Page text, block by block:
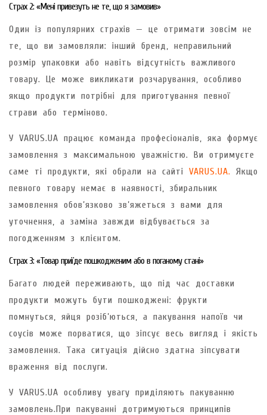
Страх 2: «Мені привезуть не те, що я замовив»
Один із популярних страхів — це отримати зовсім не
те, що ви замовляли: інший бренд, неправильний
розмір упаковки або навіть відсутність важливого
товару. Це може викликати розчарування, особливо
якщо продукти потрібні для приготування певної
страви або терміново.
У VARUS.UA працює команда професіоналів, яка формує
замовлення з максимальною уважністю. Ви отримуєте
саме ті продукти, які обрали на сайті VARUS.UA. Якщо
певного товару немає в наявності, збиральник
замовлення обов’язково зв’яжеться з вами для
уточнення, а заміна завжди відбувається за
погодженням з клієнтом.
Страх 3: «Товар приїде пошкодженим або в поганому стані»
Багато людей переживають, що під час доставки
продукти можуть бути пошкоджені: фрукти
помнуться, яйця розіб’ються, а пакування напоїв чи
соусів може порватися, що зіпсує весь вигляд і якість
замовлення. Така ситуація дійсно здатна зіпсувати
враження від послуги.
У VARUS.UA особливу увагу приділяють пакуванню
замовлень.При пакуванні дотримуються принципів